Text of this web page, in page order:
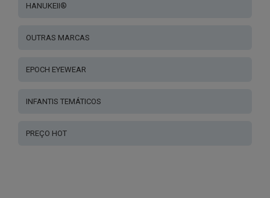
HANUKEII®
OUTRAS MARCAS
EPOCH EYEWEAR
INFANTIS TEMÁTICOS
PREÇO HOT